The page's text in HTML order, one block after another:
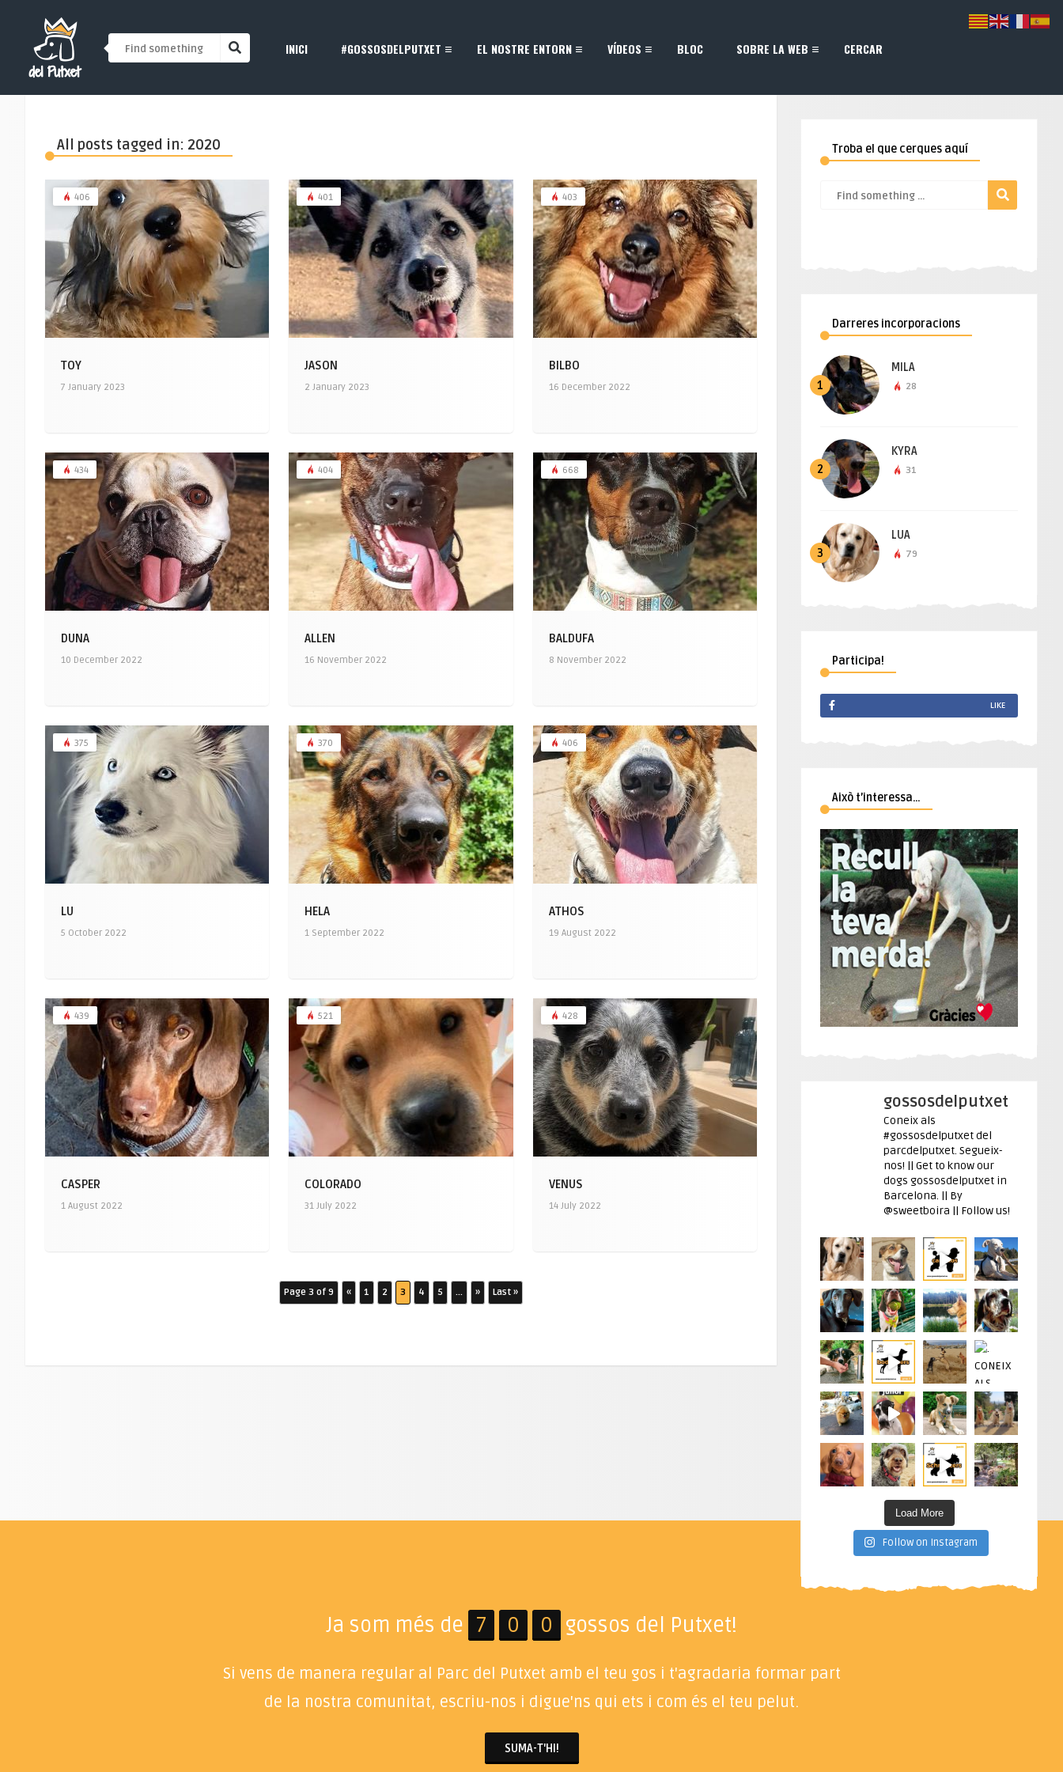
INICI #GOSSOSDELPUTXET EL NOSTRE ENTORN VÍDEOS BLOC SOBRE LA WEB CERCAR
All posts tagged in: 2020
406
TOY
7 January 2023
401
JASON
2 January 2023
403
BILBO
16 December 2022
434
DUNA
10 December 2022
404
ALLEN
16 November 2022
668
BALDUFA
8 November 2022
375
LU
5 October 2022
370
HELA
1 September 2022
406
ATHOS
19 August 2022
439
CASPER
1 August 2022
521
COLORADO
31 July 2022
428
VENUS
14 July 2022
Page 3 of 9 « 1 2 3 4 5 ... » Last »
Troba el que cerques aquí
Darreres incorporacions
1
MILA
28
2
KYRA
31
3
LUA
79
Participa!
LIKE
Això t’interessa…
gossosdelputxet
Coneix als
#gossosdelputxet del
parcdelputxet. Segueix-
nos! || Get to know our
dogs gossosdelputxet in
Barcelona. || By
@sweetboira || Follow us!
Load More
Follow on Instagram
Ja som més de 7 0 0 gossos del Putxet!
Si vens de manera regular al Parc del Putxet amb el teu gos i t'agradaria formar part
de la nostra comunitat, escriu-nos i digue'ns qui ets i com és el teu pelut.
SUMA-T'HI!